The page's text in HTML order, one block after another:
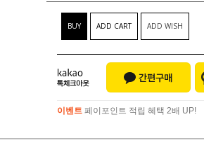
BUY ADD CART ADD WISH
이벤트 페이포인트 적립 혜택 2배 UP!